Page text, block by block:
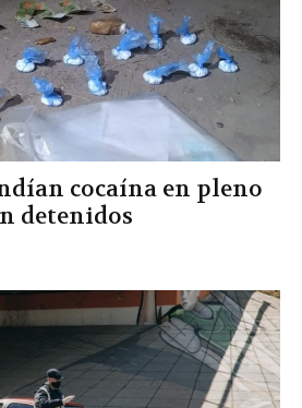
cocaína en pleno
detenidos